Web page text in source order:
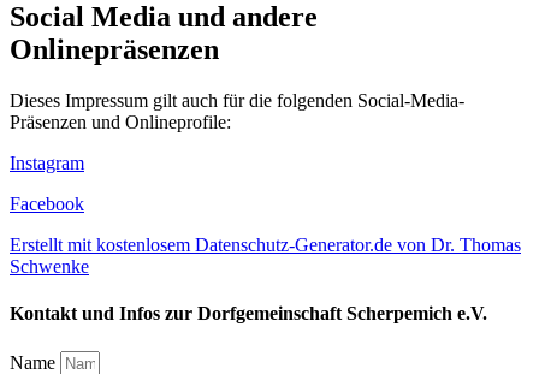
Social Media und andere
Onlinepräsenzen
Dieses Impressum gilt auch für die folgenden Social-Media-
Präsenzen und Onlineprofile:
Instagram
Facebook
Erstellt mit kostenlosem Datenschutz-Generator.de von Dr. Thomas
Schwenke
Kontakt und Infos zur Dorfgemeinschaft Scherpemich e.V.
Name